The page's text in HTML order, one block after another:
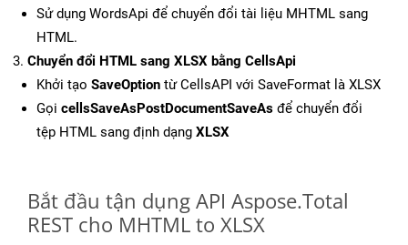
Sử dụng WordsApi để chuyển đổi tài liệu MHTML sang
HTML.
Chuyển đổi HTML sang XLSX bằng CellsApi
Khởi tạo SaveOption từ CellsAPI với SaveFormat là XLSX
Gọi cellsSaveAsPostDocumentSaveAs để chuyển đổi
tệp HTML sang định dạng XLSX
Bắt đầu tận dụng API Aspose.Total
REST cho MHTML to XLSX